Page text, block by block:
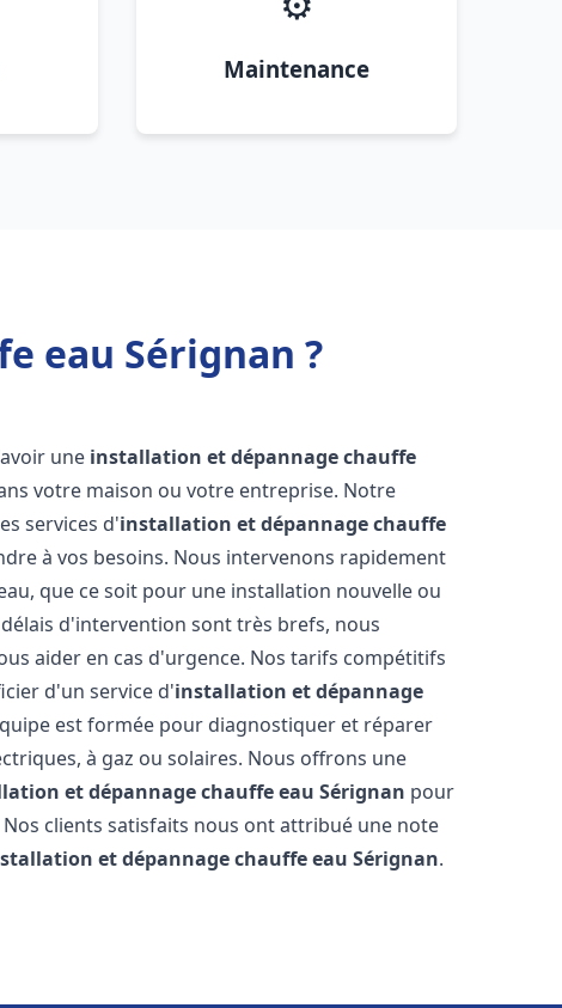
Maintenance
eau Sérignan ?
une installation et dépannage chauffe
votre maison ou votre entreprise. Notre
services d'installation et dépannage chauffe
à vos besoins. Nous intervenons rapidement
que ce soit pour une installation nouvelle ou
d'intervention sont très brefs, nous
aider en cas d'urgence. Nos tarifs compétitifs
d'un service d'installation et dépannage
est formée pour diagnostiquer et réparer
à gaz ou solaires. Nous offrons une
et dépannage chauffe eau Sérignan pour
clients satisfaits nous ont attribué une note
et dépannage chauffe eau Sérignan.